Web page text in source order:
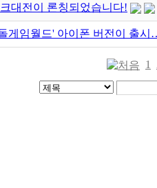
대전이 론칭되었습니다!
게임월드' 아이폰 버전이 출
1